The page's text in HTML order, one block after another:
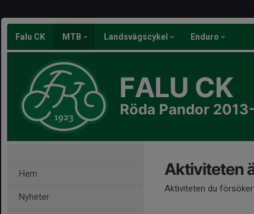
Falu CK MTB Landsvägscykel Enduro
FALU CK
Röda Pandor
Hem
Nyheter
Aktiviteten
Aktiviteten du